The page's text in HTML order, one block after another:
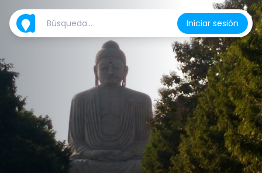
Iniciar sesión